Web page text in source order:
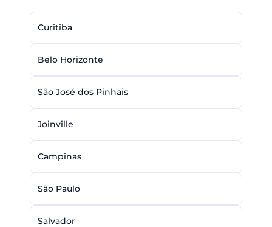
Curitiba
Belo Horizonte
São José dos Pinhais
Joinville
Campinas
São Paulo
Salvador